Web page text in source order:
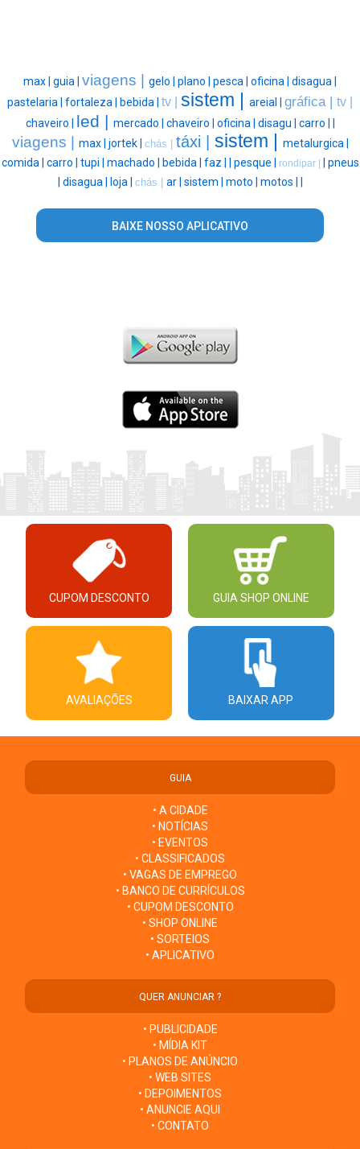
max | guia | viagens | gelo | plano | pesca | oficina | disagua |
pastelaria | fortaleza | bebida | tv | sistem | areial | gráfica | tv |
chaveiro | led | mercado | chaveiro | oficina | disagu | carro | |
viagens | max | jortek | chás | táxi | sistem | metalurgica |
comida | carro | tupi | machado | bebida | faz | | pesque | rondipar | | pneus
| disagua | loja | chás | ar | sistem | moto | motos | |
BAIXE NOSSO APLICATIVO
CUPOM DESCONTO GUIA SHOP ONLINE
AVALIAÇÕES BAIXAR APP
GUIA
• A CIDADE
• NOTÍCIAS
• EVENTOS
• CLASSIFICADOS
• VAGAS DE EMPREGO
• BANCO DE CURRÍCULOS
• CUPOM DESCONTO
• SHOP ONLINE
• SORTEIOS
• APLICATIVO
QUER ANUNCIAR ?
• PUBLICIDADE
• MÍDIA KIT
• PLANOS DE ANÚNCIO
• WEB SITES
• DEPOIMENTOS
• ANUNCIE AQUI
• CONTATO